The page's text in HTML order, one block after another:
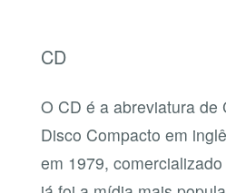
CD
O CD é a abreviatura de
Disco Compacto em
em 1979,